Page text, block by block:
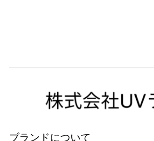
ブランドについて